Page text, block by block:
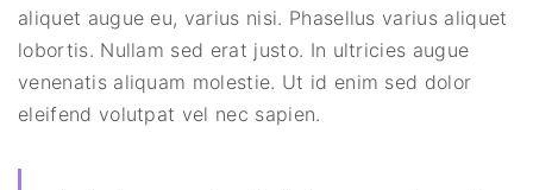
aliquet augue eu, varius nisi. Phasellus varius aliquet
lobortis. Nullam sed erat justo. In ultricies augue
venenatis aliquam molestie. Ut id enim sed dolor
eleifend volutpat vel nec sapien.